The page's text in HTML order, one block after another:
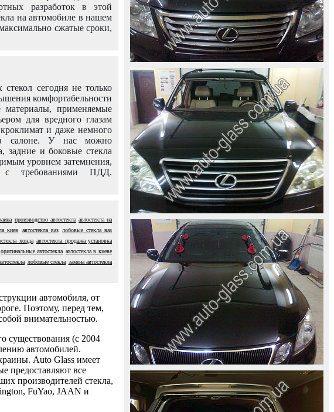
разработок в этой
на автомобиле в нашем
сжатые сроки,
сегодня не только
комфортабельности
материалы, применяемые
для вредного глазам
и даже немного
салоне. У нас можно
задние и боковые стекла
уровнем затемнения,
с требованиями ПДД.
производство автостекла автостекла на
киев автостекла ваз
лобовые стекла ваз
хонда автостекла продажа установка
оригинальные автостекла автостекла в киеве
лобовые стекла замена автостекла
автомобиля, от
Поэтому, перед тем,
внимательностью.
существования (с 2004
автомобилей.
Auto Glass имеет
предоставляют все
производителей стекла,
FuYao, JAAN и